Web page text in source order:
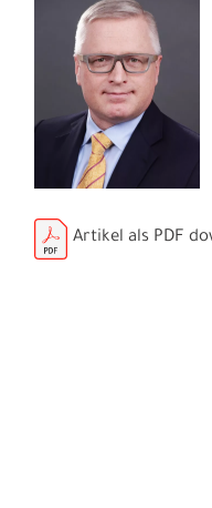
Artikel als PDF